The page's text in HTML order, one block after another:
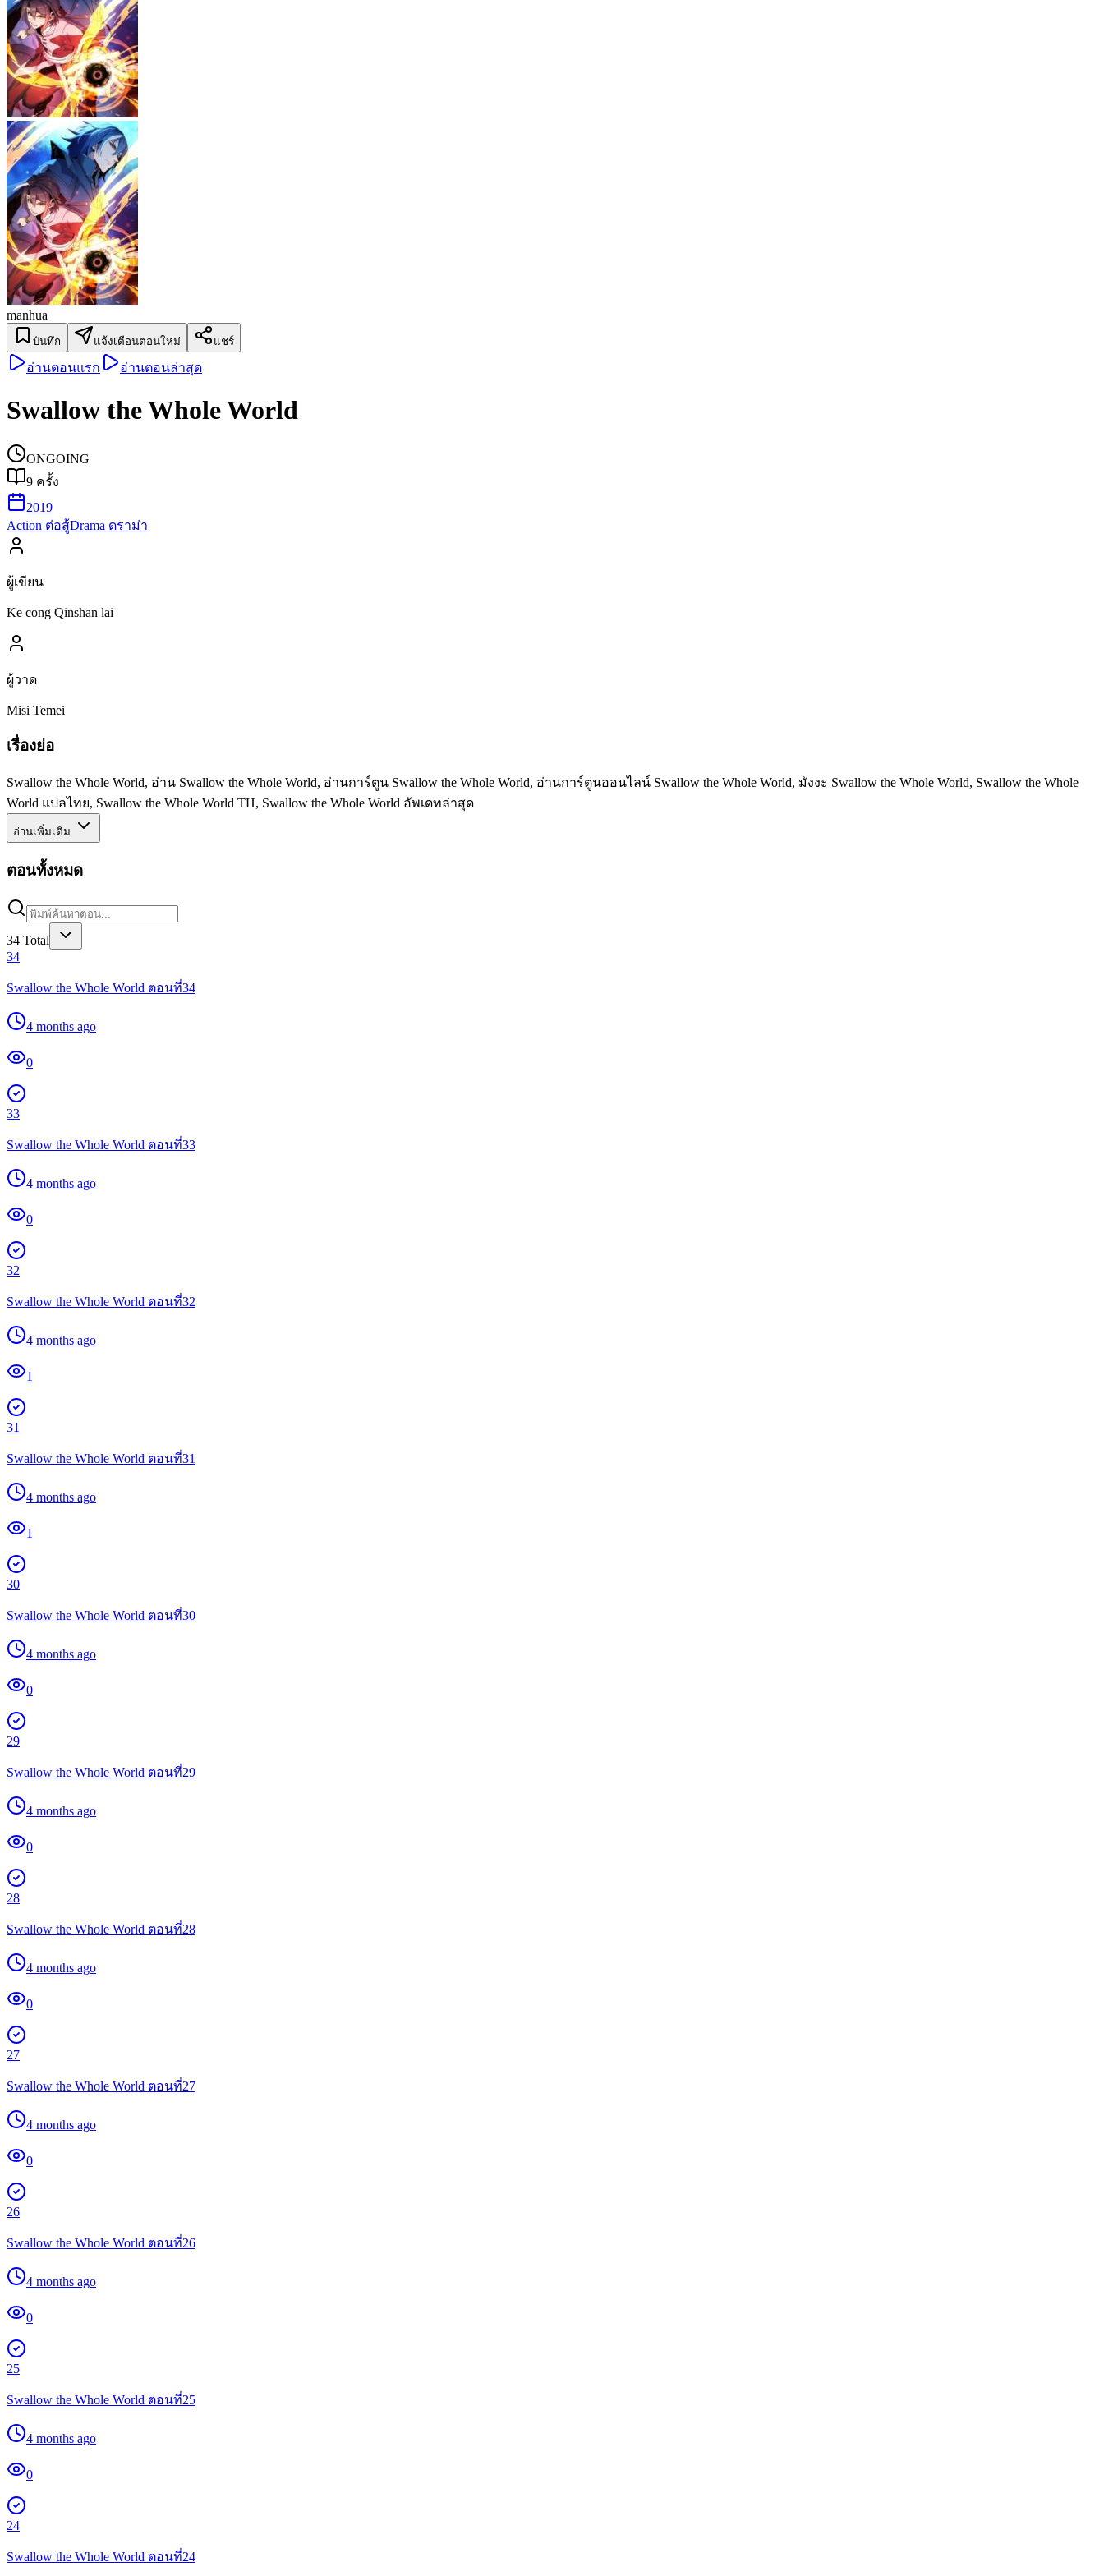
manhua
บันทึก แจ้งเตือนตอนใหม่ แชร์
อ่านตอนแรก อ่านตอนล่าสุด
Swallow the Whole World
ONGOING
9 ครั้ง
2019
Action ต่อสู้Drama ดราม่า
ผู้เขียน
Ke cong Qinshan lai
ผู้วาด
Misi Temei
เรื่องย่อ
Swallow the Whole World, อ่าน Swallow the Whole World, อ่านการ์ตูน Swallow the Whole World, อ่านการ์ตูนออนไลน์ Swallow the Whole World, มังงะ Swallow the Whole World, Swallow the Whole
World แปลไทย, Swallow the Whole World TH, Swallow the Whole World อัพเดทล่าสุด
อ่านเพิ่มเติม
ตอนทั้งหมด
34 Total
34
Swallow the Whole World ตอนที่34
4 months ago
0
33
Swallow the Whole World ตอนที่33
4 months ago
0
32
Swallow the Whole World ตอนที่32
4 months ago
1
31
Swallow the Whole World ตอนที่31
4 months ago
1
30
Swallow the Whole World ตอนที่30
4 months ago
0
29
Swallow the Whole World ตอนที่29
4 months ago
0
28
Swallow the Whole World ตอนที่28
4 months ago
0
27
Swallow the Whole World ตอนที่27
4 months ago
0
26
Swallow the Whole World ตอนที่26
4 months ago
0
25
Swallow the Whole World ตอนที่25
4 months ago
0
24
Swallow the Whole World ตอนที่24